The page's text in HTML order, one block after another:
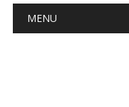
Main menu
MENU